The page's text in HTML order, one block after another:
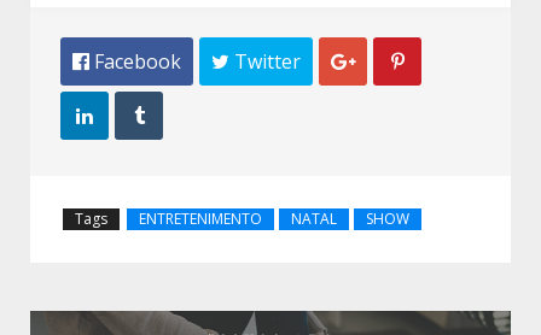
 Facebook  Twitter  
 
Tags ENTRETENIMENTO NATAL SHOW